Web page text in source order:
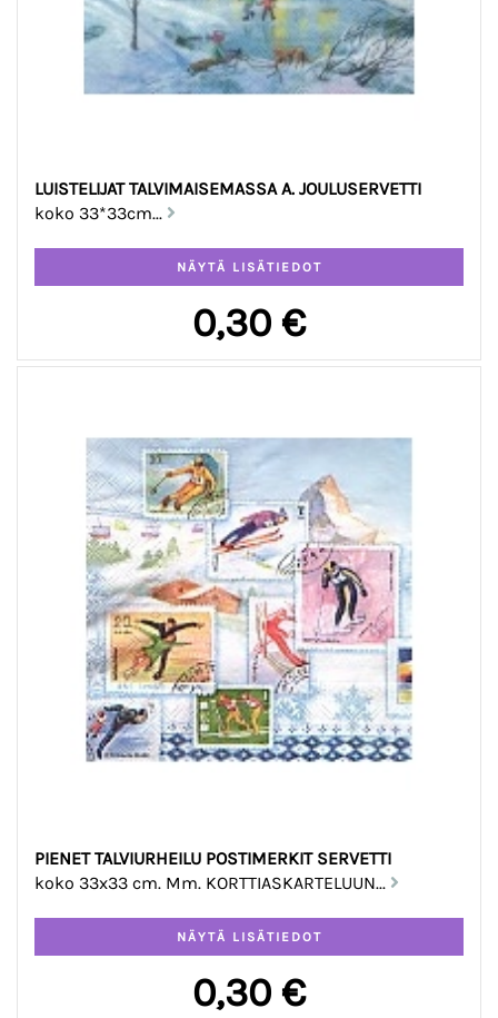
LUISTELIJAT TALVIMAISEMASSA A. JOULUSERVETTI
koko 33*33cm...
0,30 €
PIENET TALVIURHEILU POSTIMERKIT SERVETTI
koko 33x33 cm. Mm. KORTTIASKARTELUUN...
0,30 €